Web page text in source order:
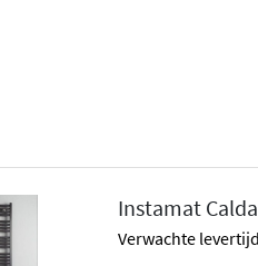
Instamat
Verwachte